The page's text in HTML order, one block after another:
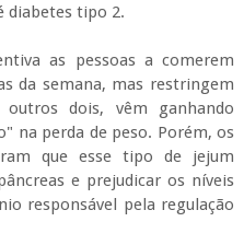
diabetes tipo 2.
as pessoas a comerem
da semana, mas restringem
dois, vêm ganhando
na perda de peso. Porém, os
que esse tipo de jejum
e prejudicar os níveis
responsável pela regulação